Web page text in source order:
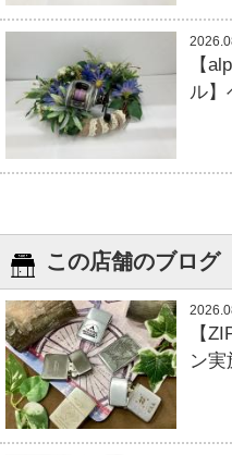
【
ル
この店舗のブログ
【
ン実